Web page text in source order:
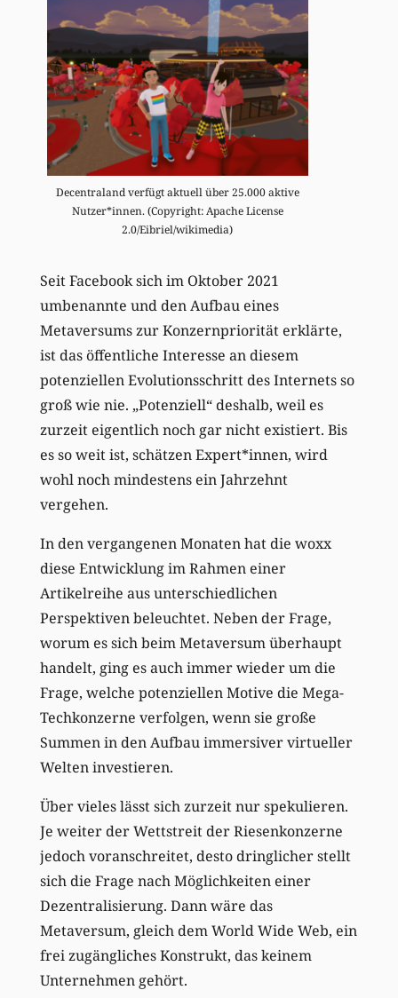
Decentraland verfügt aktuell über 25.000 aktive
Nutzer*innen. (Copyright: Apache License
2.0/Eibriel/wikimedia)
Seit Facebook sich im Oktober 2021
umbenannte und den Aufbau eines
Metaversums zur Konzernpriorität erklärte,
ist das öffentliche Interesse an diesem
potenziellen Evolutionsschritt des Internets so
groß wie nie. „Potenziell“ deshalb, weil es
zurzeit eigentlich noch gar nicht existiert. Bis
es so weit ist, schätzen Expert*innen, wird
wohl noch mindestens ein Jahrzehnt
vergehen.
In den vergangenen Monaten hat die woxx
diese Entwicklung im Rahmen einer
Artikelreihe aus unterschiedlichen
Perspektiven beleuchtet. Neben der Frage,
worum es sich beim Metaversum überhaupt
handelt, ging es auch immer wieder um die
Frage, welche potenziellen Motive die Mega-
Techkonzerne verfolgen, wenn sie große
Summen in den Aufbau immersiver virtueller
Welten investieren.
Über vieles lässt sich zurzeit nur spekulieren.
Je weiter der Wettstreit der Riesenkonzerne
jedoch voranschreitet, desto dringlicher stellt
sich die Frage nach Möglichkeiten einer
Dezentralisierung. Dann wäre das
Metaversum, gleich dem World Wide Web, ein
frei zugängliches Konstrukt, das keinem
Unternehmen gehört.